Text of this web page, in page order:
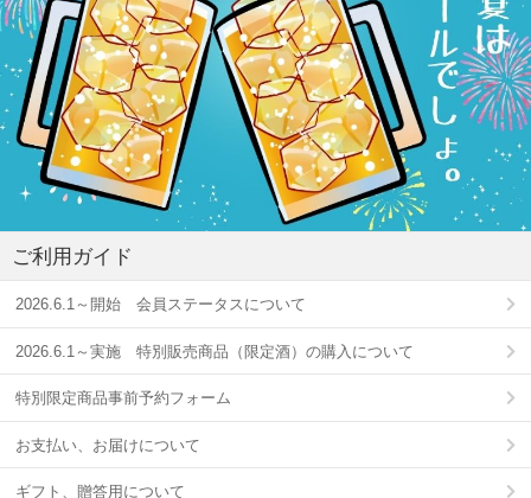
ご利用ガイド
2026.6.1～開始 会員ステータスについて
2026.6.1～実施 特別販売商品（限定酒）の購入について
特別限定商品事前予約フォーム
お支払い、お届けについて
ギフト、贈答用について